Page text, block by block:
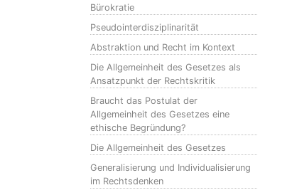
Bürokratie
Pseudointerdisziplinarität
Abstraktion und Recht im Kontext
Die Allgemeinheit des Gesetzes als
Ansatzpunkt der Rechtskritik
Braucht das Postulat der
Allgemeinheit des Gesetzes eine
ethische Begründung?
Die Allgemeinheit des Gesetzes
Generalisierung und Individualisierung
im Rechtsdenken